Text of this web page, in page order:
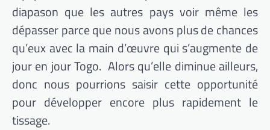
diapason que les autres pays voir même les
dépasser parce que nous avons plus de chances
qu’eux avec la main d’œuvre qui s’augmente de
jour en jour Togo. Alors qu’elle diminue ailleurs,
donc nous pourrions saisir cette opportunité
pour développer encore plus rapidement le
tissage.